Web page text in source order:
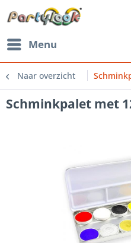
Menu
Naar overzicht
Schminkpalet met